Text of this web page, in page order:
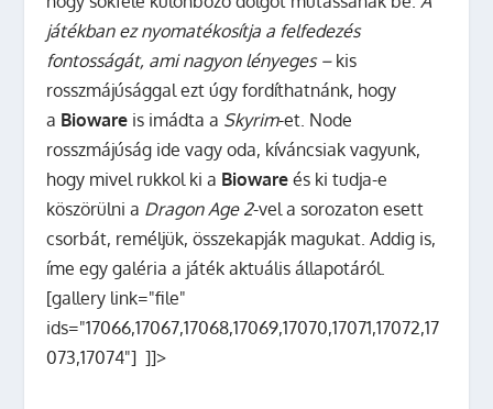
játékban ez nyomatékosítja a felfedezés
fontosságát, ami nagyon lényeges –kis
rosszmájúsággal ezt úgy fordíthatnánk, hogy
a Bioware is imádta a Skyrim-et. Node
rosszmájúság ide vagy oda, kíváncsiak vagyunk,
hogy mivel rukkol ki a Bioware és ki tudja-e
köszörülni a Dragon Age 2-vel a sorozaton esett
csorbát, reméljük, összekapják magukat. Addig is,
íme egy galéria a játék aktuális állapotáról.
[gallery link="file"
ids="17066,17067,17068,17069,17070,17071,17072,17
073,17074"] ]]>